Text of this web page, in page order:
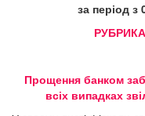
за період з
Прощення банком
всіх випадках